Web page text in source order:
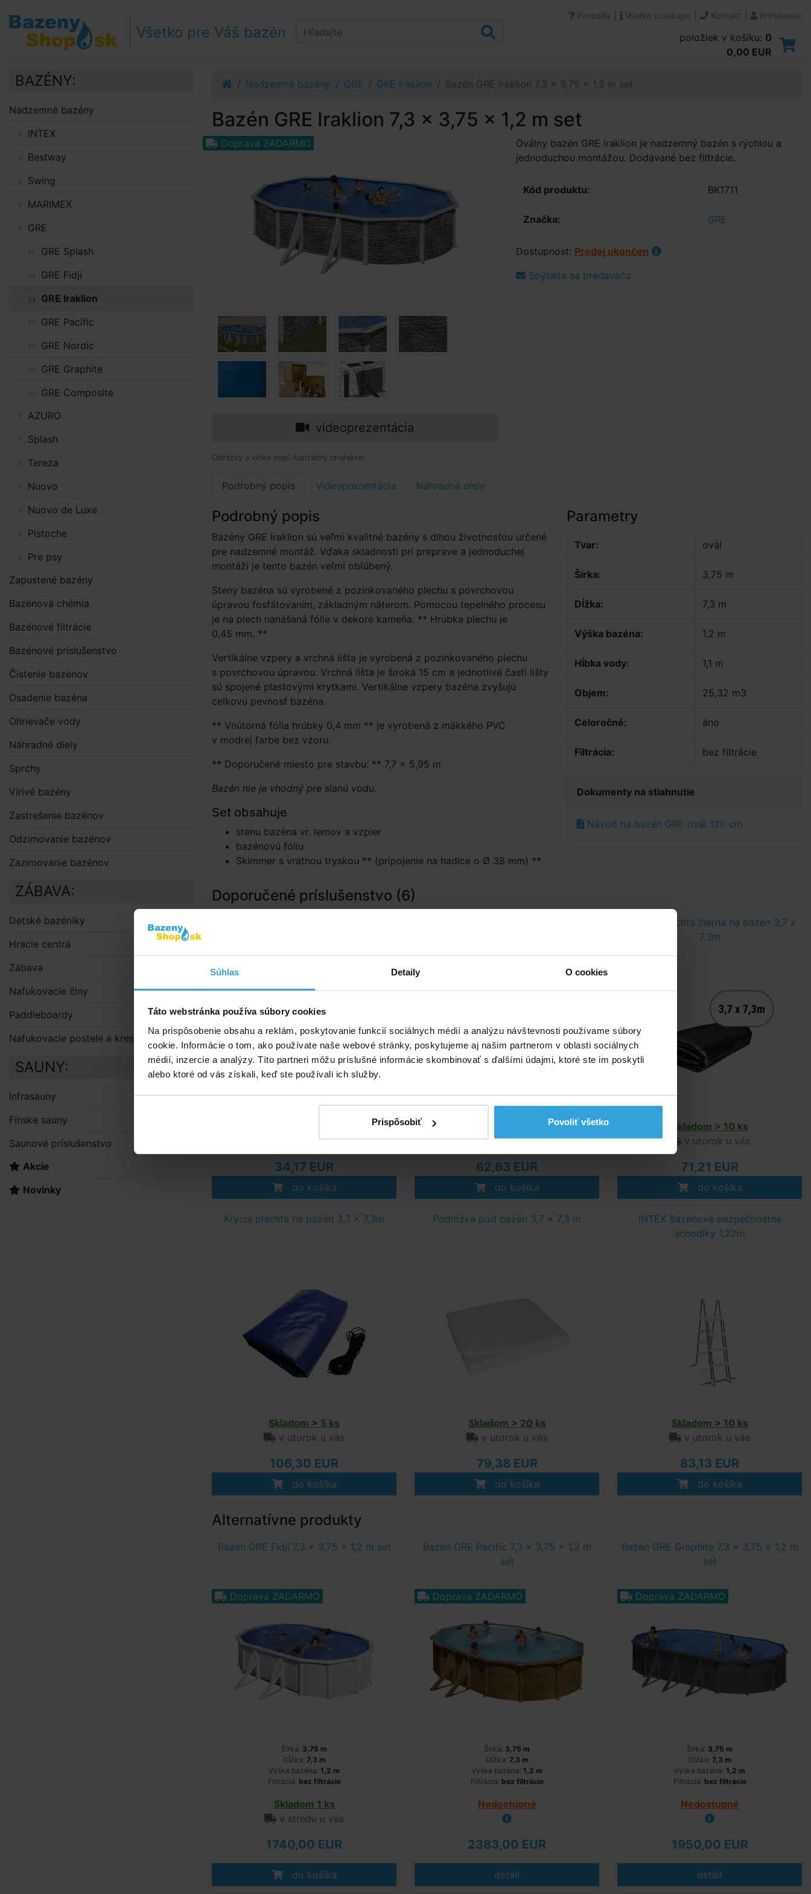
Súhlas Detaily O cookies
Táto webstránka používa súbory cookies
Na prispôsobenie obsahu a reklám, poskytovanie funkcií sociálnych médií a analýzu návštevnosti používame súbory
cookie. Informácie o tom, ako používate naše webové stránky, poskytujeme aj našim partnerom v oblasti sociálnych
médií, inzercie a analýzy. Títo partneri môžu príslušné informácie skombinovať s ďalšími údajmi, ktoré ste im poskytli
alebo ktoré od vás získali, keď ste používali ich služby.
Prispôsobiť Povoliť všetko
Prejsť na obsah
Prejsť k bočnému stĺpci
Klávesové skratky
Všetko pre Váš bazén
Poradňa Všetko o nákupe Kontakt Prihlásenie
položiek v košíku: 0
0,00 EUR
Nadzemné bazény GRE GRE Iraklion Bazén GRE Iraklion 7,3 x 3,75 x 1,2 m set
Bazén GRE Iraklion 7,3 x 3,75 x 1,2 m set
Doprava ZADARMO
videoprezentácia
Obrázky a videá majú ilustračný charakter.
Oválny bazén GRE Iraklion je nadzemný bazén s rýchlou a
jednoduchou montážou. Dodávané bez filtrácie.
Kód produktu: BK1711
Značka: GRE
Dostupnost: Prodej ukončen
Spýtajte sa predavača
Podrobný popis Videoprezentácia Náhradné diely
Podrobný popis
Bazény GRE Iraklion sú veľmi kvalitné bazény s dlhou životnosťou určené
pre nadzemné montáž. Vďaka skladnosti pri preprave a jednoduchej
montáži je tento bazén veľmi obľúbený.
Steny bazéna sú vyrobené z pozinkovaného plechu s povrchovou
úpravou fosfátovaním, základným náterom. Pomocou tepelného procesu
je na plech nanášaná fólie v dekore kameňa. ** Hrúbka plechu je
0,45 mm. **
Vertikálne vzpery a vrchná lišta je vyrobená z pozinkovaného plechu
s povrchovou úpravou. Vrchná lišta je široká 15 cm a jednotlivé časti lišty
sú spojené plastovými krytkami. Vertikálne vzpery bazéna zvyšujú
celkovú pevnosť bazéna.
** Vnútorná fólia hrúbky 0,4 mm ** je vyrobená z mäkkého PVC
v modrej farbe bez vzoru.
** Doporučené miesto pre stavbu: ** 7,7 × 5,95 m
Bazén nie je vhodný pre slanú vodu.
Set obsahuje
stenu bazéna vr. lemov a vzpier
bazénovú fóliu
Skimmer s vratnou tryskou ** (pripojenie na hadice o Ø 38 mm) **
Parametry
Tvar: ovál
Šírka: 3,75 m
Dĺžka: 7,3 m
Výška bazéna: 1,2 m
Hĺbka vody: 1,1 m
Objem: 25,32 m3
Celoročné: áno
Filtrácia: bez filtrácie
Dokumenty na stiahnutie
Návod na bazén GRE ovál 120 cm
Doporučené príslušenstvo (6)
v utorok u vás
34,17 EUR
do košíka
v utorok u vás
62,63 EUR
do košíka
Solárna plachta čierna na bazén 3,7 x
7,3m
Skladom > 10 ks
v utorok u vás
71,21 EUR
do košíka
Krycia plachta na bazén 3,7 x 7,3m
Skladom > 5 ks
v utorok u vás
106,30 EUR
do košíka
Podložka pod bazén 3,7 x 7,3 m
Skladom > 20 ks
v utorok u vás
79,38 EUR
do košíka
INTEX Bazénové bezpečnostné
schodíky 1,22m
Skladom > 10 ks
v utorok u vás
83,13 EUR
do košíka
Alternatívne produkty
Bazén GRE Fidji 7,3 x 3,75 x 1,2 m set
Doprava ZADARMO
Šírka: 3,75 m
Dĺžka: 7,3 m
Výška bazéna: 1,2 m
Filtrácia: bez filtrácie
Skladom 1 ks
v stredu u vás
1740,00 EUR
do košíka
Bazén GRE Pacific 7,3 x 3,75 x 1,2 m
set
Doprava ZADARMO
Šírka: 3,75 m
Dĺžka: 7,3 m
Výška bazéna: 1,2 m
Filtrácia: bez filtrácie
Nedostupné
2383,00 EUR
detail
Bazén GRE Graphite 7,3 x 3,75 x 1,2 m
set
Doprava ZADARMO
Šírka: 3,75 m
Dĺžka: 7,3 m
Výška bazéna: 1,2 m
Filtrácia: bez filtrácie
Nedostupné
1950,00 EUR
detail
BAZÉNY:
Nadzemné bazény
INTEX
Bestway
Swing
MARIMEX
GRE
GRE Splash
GRE Fidji
GRE Iraklion
GRE Pacific
GRE Nordic
GRE Graphite
GRE Composite
AZURO
Splash
Tereza
Nuovo
Nuovo de Luxe
Pistoche
Pre psy
Zapustené bazény
Bazénová chémia
Bazénové filtrácie
Bazénové príslušenstvo
Čistenie bazénov
Osadenie bazéna
Ohrievače vody
Náhradné diely
Sprchy
Vírivé bazény
Zastrešenie bazénov
Odzimovanie bazénov
Zazimovanie bazénov
ZÁBAVA:
Detské bazéniky
Hracie centrá
Zábava
Nafukovacie člny
Paddleboardy
Nafukovacie postele a kreslá
SAUNY:
Infrasauny
Fínske sauny
Saunové príslušenstvo
Akcie
Novinky